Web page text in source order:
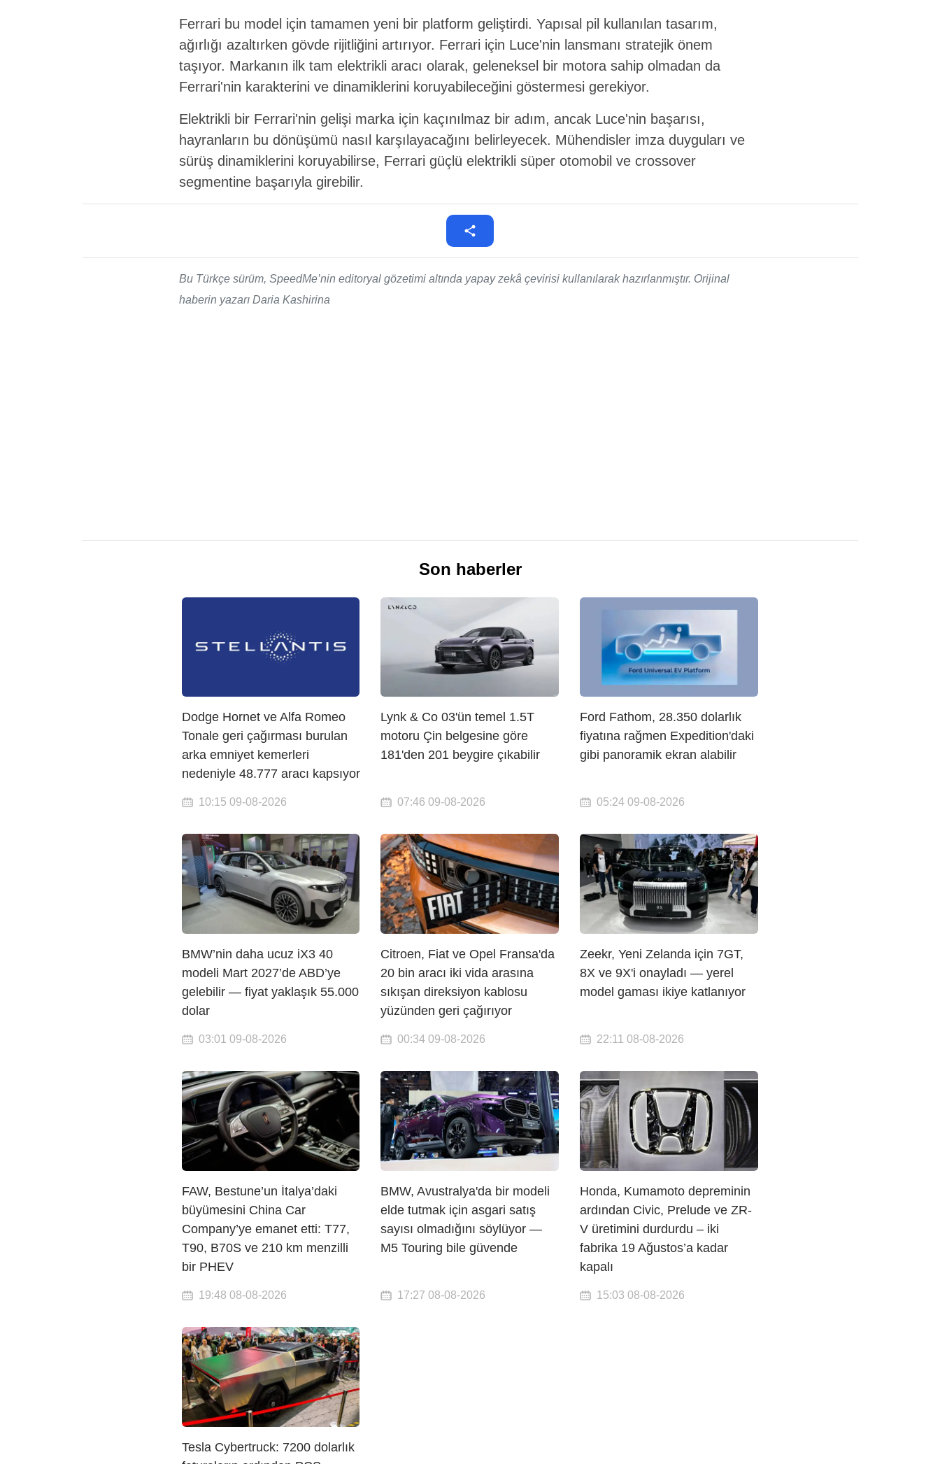
Ferrari bu model için tamamen yeni bir platform geliştirdi. Yapısal pil kullanılan tasarım,
ağırlığı azaltırken gövde rijitliğini artırıyor. Ferrari için Luce'nin lansmanı stratejik önem
taşıyor. Markanın ilk tam elektrikli aracı olarak, geleneksel bir motora sahip olmadan da
Ferrari'nin karakterini ve dinamiklerini koruyabileceğini göstermesi gerekiyor.
Elektrikli bir Ferrari'nin gelişi marka için kaçınılmaz bir adım, ancak Luce'nin başarısı,
hayranların bu dönüşümü nasıl karşılayacağını belirleyecek. Mühendisler imza duyguları ve
sürüş dinamiklerini koruyabilirse, Ferrari güçlü elektrikli süper otomobil ve crossover
segmentine başarıyla girebilir.
Bu Türkçe sürüm, SpeedMe’nin editoryal gözetimi altında yapay zekâ çevirisi kullanılarak hazırlanmıştır. Orijinal
haberin yazarı Daria Kashirina
Son haberler
Dodge Hornet ve Alfa Romeo
Tonale geri çağırması burulan
arka emniyet kemerleri
nedeniyle 48.777 aracı kapsıyor
10:15 09-08-2026
Lynk & Co 03'ün temel 1.5T
motoru Çin belgesine göre
181'den 201 beygire çıkabilir
07:46 09-08-2026
Ford Fathom, 28.350 dolarlık
fiyatına rağmen Expedition'daki
gibi panoramik ekran alabilir
05:24 09-08-2026
BMW’nin daha ucuz iX3 40
modeli Mart 2027’de ABD’ye
gelebilir — fiyat yaklaşık 55.000
dolar
03:01 09-08-2026
Citroen, Fiat ve Opel Fransa'da
20 bin aracı iki vida arasına
sıkışan direksiyon kablosu
yüzünden geri çağırıyor
00:34 09-08-2026
Zeekr, Yeni Zelanda için 7GT,
8X ve 9X'i onayladı — yerel
model gaması ikiye katlanıyor
22:11 08-08-2026
FAW, Bestune’un İtalya’daki
büyümesini China Car
Company’ye emanet etti: T77,
T90, B70S ve 210 km menzilli
bir PHEV
19:48 08-08-2026
BMW, Avustralya'da bir modeli
elde tutmak için asgari satış
sayısı olmadığını söylüyor —
M5 Touring bile güvende
17:27 08-08-2026
Honda, Kumamoto depreminin
ardından Civic, Prelude ve ZR-
V üretimini durdurdu – iki
fabrika 19 Ağustos’a kadar
kapalı
15:03 08-08-2026
Tesla Cybertruck: 7200 dolarlık